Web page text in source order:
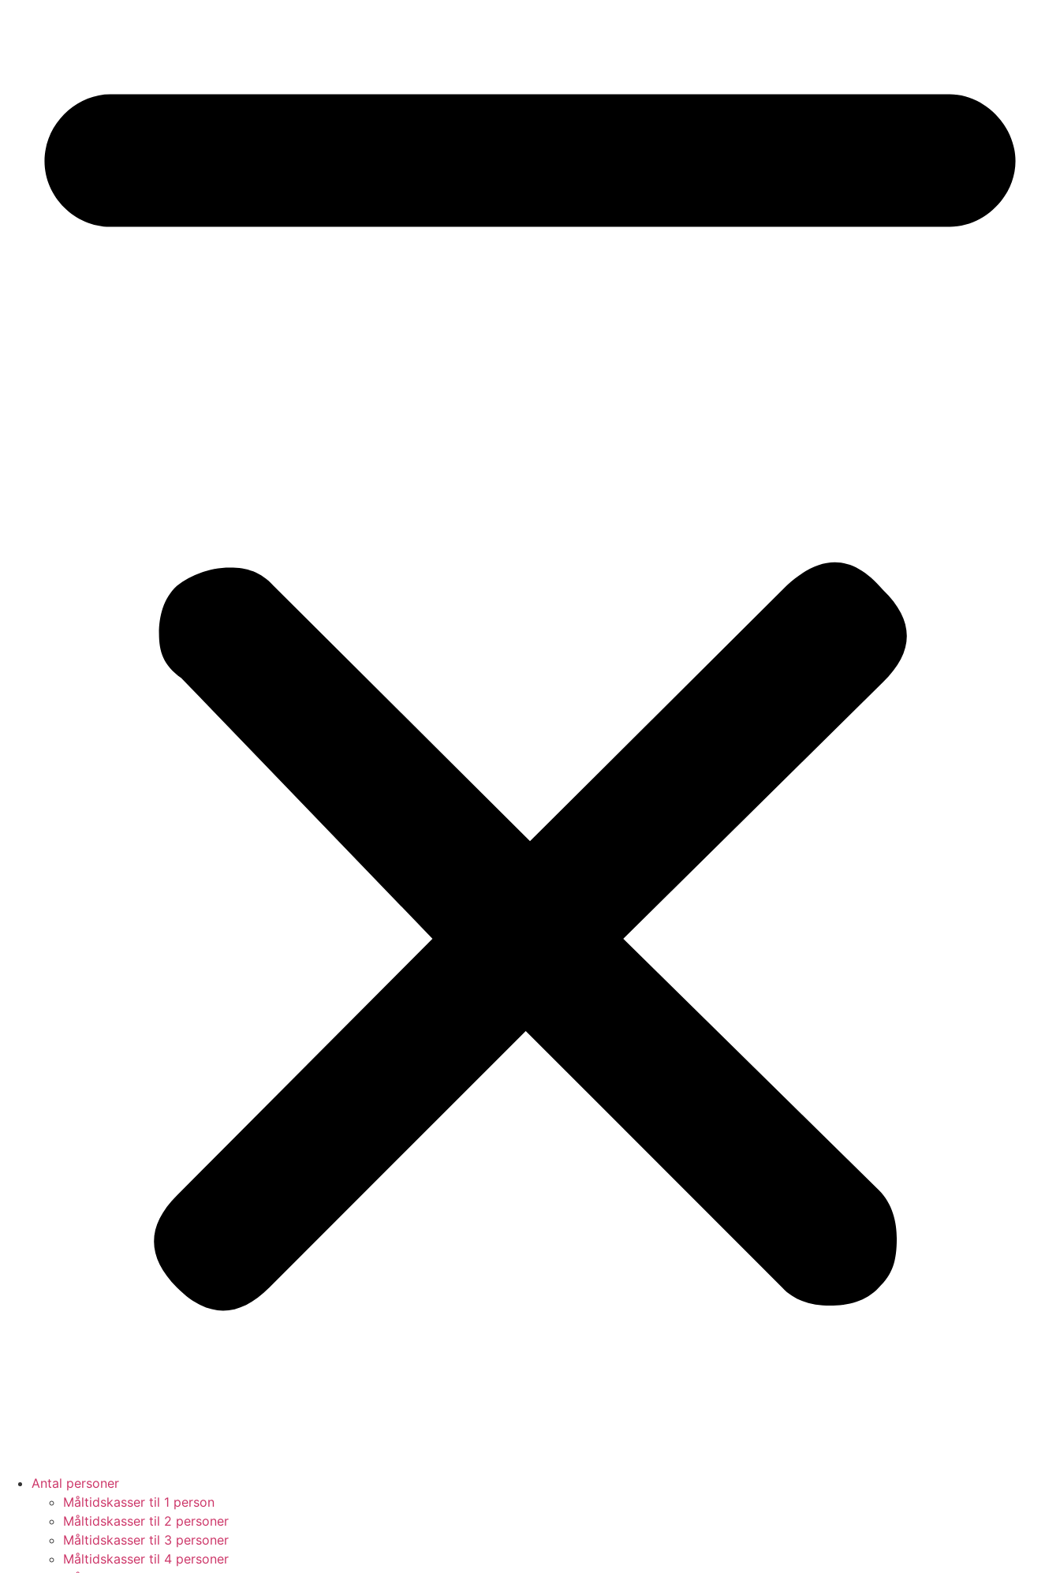
Antal personer
Måltidskasser til 1 person
Måltidskasser til 2 personer
Måltidskasser til 3 personer
Måltidskasser til 4 personer